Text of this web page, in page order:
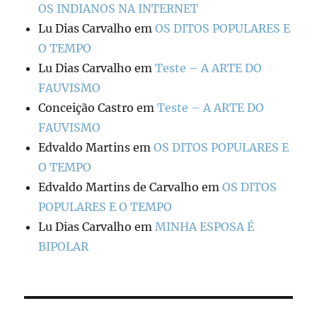
OS INDIANOS NA INTERNET
Lu Dias Carvalho emOS DITOS POPULARES E
O TEMPO
Lu Dias Carvalho emTeste – A ARTE DO
FAUVISMO
Conceição Castro emTeste – A ARTE DO
FAUVISMO
Edvaldo Martins emOS DITOS POPULARES E
O TEMPO
Edvaldo Martins de Carvalho emOS DITOS
POPULARES E O TEMPO
Lu Dias Carvalho em MINHA ESPOSA É
BIPOLAR